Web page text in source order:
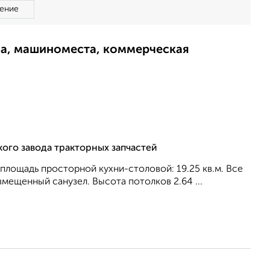
машиноместа, коммерческая
завода тракторных запчастей
просторной кухни-столовой: 19.25 кв.м. Все
санузел. Высота потолков 2.64 ...